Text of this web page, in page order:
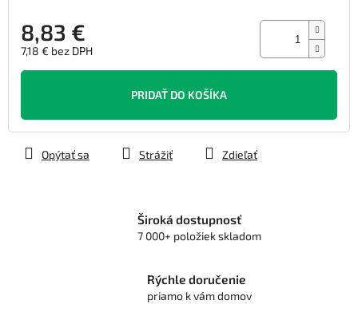
8,83 €
7,18 € bez DPH
Jednotková
PRIDAŤ DO KOŠÍKA
Opýtať sa Strážiť Zdieľať
Široká dostupnosť
7 000+ položiek skladom
Rýchle doručenie
priamo k vám domov